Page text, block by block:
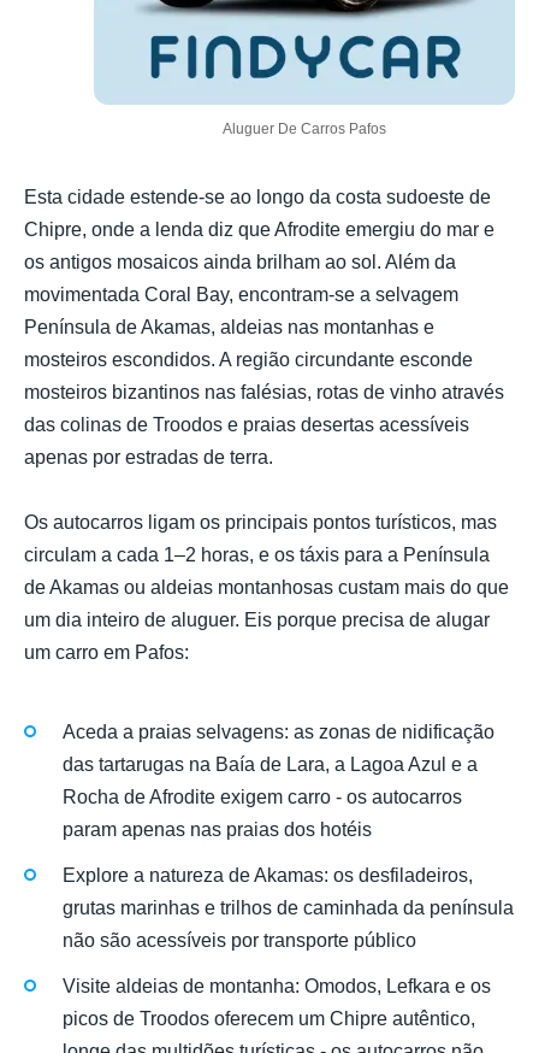
Aluguer De Carros Pafos
Esta cidade estende-se ao longo da costa sudoeste de
Chipre, onde a lenda diz que Afrodite emergiu do mar e
os antigos mosaicos ainda brilham ao sol. Além da
movimentada Coral Bay, encontram-se a selvagem
Península de Akamas, aldeias nas montanhas e
mosteiros escondidos. A região circundante esconde
mosteiros bizantinos nas falésias, rotas de vinho através
das colinas de Troodos e praias desertas acessíveis
apenas por estradas de terra.
Os autocarros ligam os principais pontos turísticos, mas
circulam a cada 1–2 horas, e os táxis para a Península
de Akamas ou aldeias montanhosas custam mais do que
um dia inteiro de aluguer. Eis porque precisa de alugar
um carro em Pafos:
Aceda a praias selvagens: as zonas de nidificação
das tartarugas na Baía de Lara, a Lagoa Azul e a
Rocha de Afrodite exigem carro - os autocarros
param apenas nas praias dos hotéis
Explore a natureza de Akamas: os desfiladeiros,
grutas marinhas e trilhos de caminhada da península
não são acessíveis por transporte público
Visite aldeias de montanha: Omodos, Lefkara e os
picos de Troodos oferecem um Chipre autêntico,